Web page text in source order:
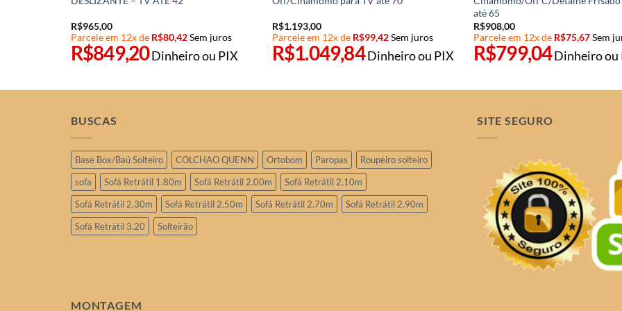
R$965,00
Parcele em 12x de R$80,42Sem juros
R$849,20Dinheiro ou PIX
R$1.193,00
Parcele em 12x de R$99,42Sem juros
R$1.049,84Dinheiro ou PIX
até 65
R$908,00
Parcele em 12x de R$75,67Sem
R$799,04Dinheiro ou
BUSCAS
Base Box/Baú Solteiro COLCHAO QUENN Ortobom Paropas
Roupeiro solteiro
sofa
Sofá Retrátil 1.80m Sofá Retrátil 2.00m
Sofá Retrátil 2.10m
Sofá Retrátil 2.30m
Sofá Retrátil 2.50m Sofá Retrátil 2.70m
Sofá Retrátil 2.90m
Sofá Retrátil 3.20
Solteirão
SITE SEGURO
MONTAGEM